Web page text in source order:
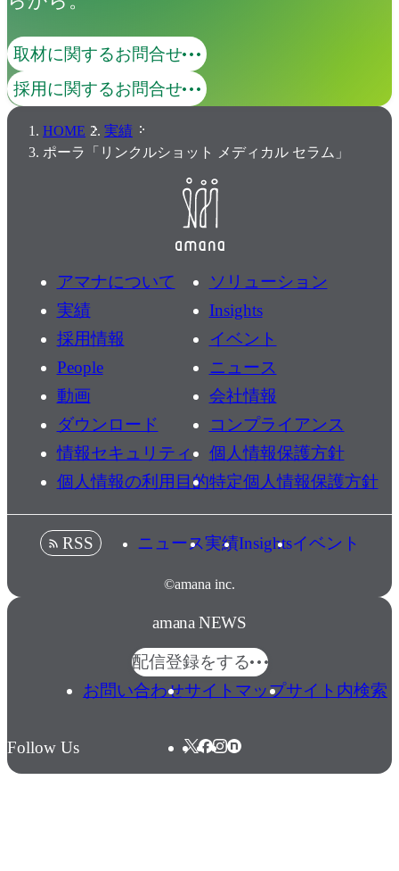
取材に関するお問合せ
採用に関するお問合せ
HOME
実績
ポーラ「リンクルショット メディカル セラム」
アマナについて
ソリューション
実績
Insights
採用情報
イベント
People
ニュース
動画
会社情報
ダウンロード
コンプライアンス
情報セキュリティ
個人情報保護方針
個人情報の利用目的特定個人情報保護方針
©amana inc.
RSS ニュース実績Insightsイベント
amana NEWS
配信登録をする
お問い合わせサイトマップサイト内検索
Follow Us